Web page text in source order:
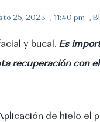
25, 2023 , 11:40 pm ,
y bucal. Es
recuperación con
de hielo